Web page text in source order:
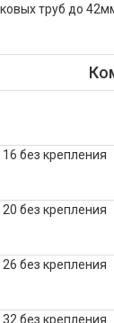
труб до
без крепления
без крепления
без крепления
без крепления